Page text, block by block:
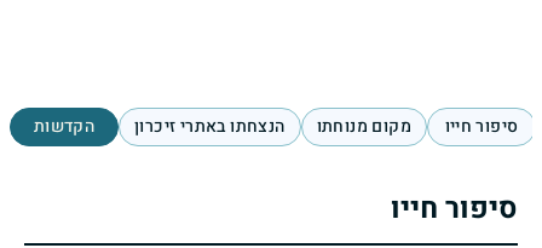
סיפור חייו מקום מנוחתו הנצחתו באתרי זיכרון הקדשות
סיפור חייו